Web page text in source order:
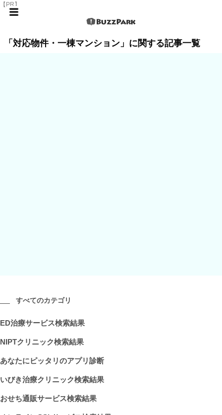
【PR】
「対応物件・一棟マンション」に関する記事一覧
すべてのカテゴリ
ED治療サービス検索結果
NIPTクリニック検索結果
あなたにピッタリのアプリ診断
いびき治療クリニック検索結果
おせち通販サービス検索結果